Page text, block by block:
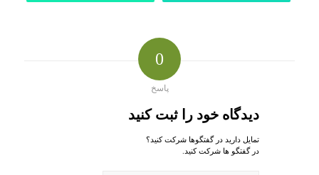
0
پاسخ
دیدگاه خود را ثبت کنید
تمایل دارید در گفتگوها شرکت کنید؟
در گفتگو ها شرکت کنید.